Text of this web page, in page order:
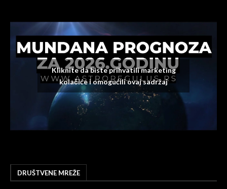
Kliknite da biste prihvatili marketing
kolačiće i omogućili ovaj sadržaj
DRUŠTVENE MREŽE